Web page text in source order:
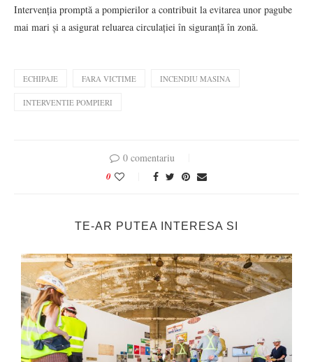
Intervenția promptă a pompierilor a contribuit la evitarea unor pagube
mai mari și a asigurat reluarea circulației în siguranță în zonă.
ECHIPAJE FARA VICTIME INCENDIU MASINA
INTERVENTIE POMPIERI
0 comentariu
0
TE-AR PUTEA INTERESA SI